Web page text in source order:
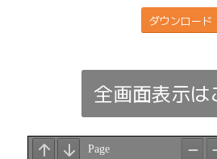
ダウンロード
全画面表示は